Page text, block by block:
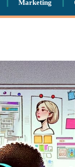
Marketing